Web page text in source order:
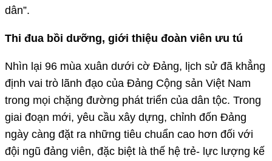
dân”.
Thi đua bồi dưỡng, giới thiệu đoàn viên ưu tú
Nhìn lại 96 mùa xuân dưới cờ Đảng, lịch sử đã khẳng
định vai trò lãnh đạo của Đảng Cộng sản Việt Nam
trong mọi chặng đường phát triển của dân tộc. Trong
giai đoạn mới, yêu cầu xây dựng, chỉnh đốn Đảng
ngày càng đặt ra những tiêu chuẩn cao hơn đối với
đội ngũ đảng viên, đặc biệt là thế hệ trẻ- lực lượng kế